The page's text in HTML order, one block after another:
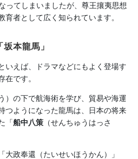
ってしまいましたが、尊王攘夷思想
育者として広く知られています。
本龍馬」
いえば、ドラマなどにもよく登場す
在です。
）の下で航海術を学び、貿易や海運
つようになった龍馬は、日本の将来
「船中八策 （せんちゅうはっさ
大政奉還（たいせいほうかん）」